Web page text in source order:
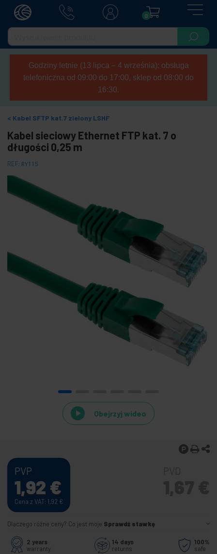
0
Godziny letnie (13 lipca – 4 września): obsługa
telefoniczna od 09:00 do 17:00, sklep od 08:00 do
16:30.
Kabel SFTP kat.7 zielony LSHF
Kabel sieciowy Ethernet FTP kat. 7 o
długości 0,25 m
REF: RY115
Obejrzyj wideo
PVP
1,92 €
Cena z VAT: 1,92 €
Dlaczego różne ceny? Co jest moje Sprawdź stawkę
2 years
warranty
14 days
returns
100%
safe